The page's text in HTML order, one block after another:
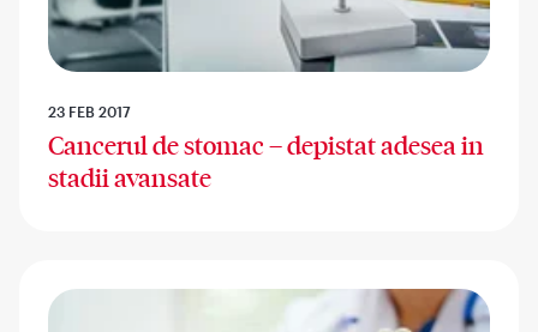
23 FEB 2017
Cancerul de stomac – depistat adesea in
stadii avansate